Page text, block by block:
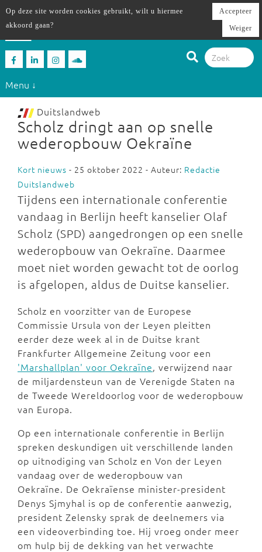
Menu ↓
Duitslandweb
Scholz dringt aan op snelle
wederopbouw Oekraïne
Kort nieuws - 25 oktober 2022 - Auteur: Redactie
Duitslandweb
Tijdens een internationale conferentie
vandaag in Berlijn heeft kanselier Olaf
Scholz (SPD) aangedrongen op een snelle
wederopbouw van Oekraïne. Daarmee
moet niet worden gewacht tot de oorlog
is afgelopen, aldus de Duitse kanselier.
Scholz en voorzitter van de Europese
Commissie Ursula von der Leyen pleitten
eerder deze week al in de Duitse krant
Frankfurter Allgemeine Zeitung voor een
'Marshallplan' voor Oekraïne, verwijzend naar
de miljardensteun van de Verenigde Staten na
de Tweede Wereldoorlog voor de wederopbouw
van Europa.
Op een internationale conferentie in Berlijn
spreken deskundigen uit verschillende landen
op uitnodiging van Scholz en Von der Leyen
vandaag over de wederopbouw van
Oekraïne. De Oekraïense minister-president
Denys Sjmyhal is op de conferentie aanwezig,
president Zelensky sprak de deelnemers via
een videoverbinding toe. Hij vroeg onder meer
om hulp bij de dekking van het verwachte
Op deze site worden cookies gebruikt, wilt u hiermee
akkoord gaan?
Accepteer
Weiger